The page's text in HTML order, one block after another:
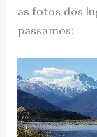
as fotos dos
passamos: